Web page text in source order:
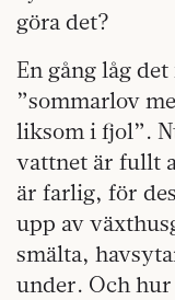
göra det?
En gång låg
”sommarlov
liksom i fjol”.
vattnet är fullt
är farlig, för
upp av
smälta,
under. Och